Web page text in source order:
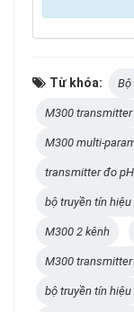
Từ khóa: Bộ
M300 transmitter
M300 multi-
transmitter đo
bộ truyền tín
M300 2 kênh
M300 transmitter
bộ truyền tín hiệu